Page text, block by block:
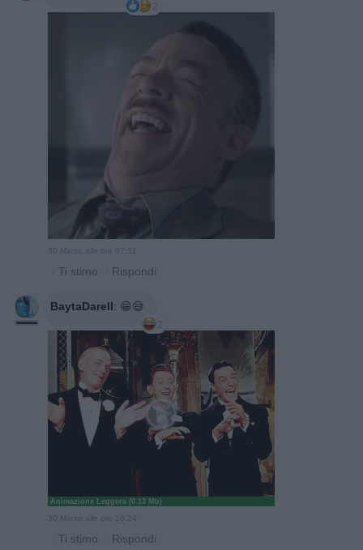
2
30 Marzo alle ore 07:51
· Ti stimo · Rispondi
BaytaDarell: 😁😅
2
Animazione Leggera (0.13 Mb)
30 Marzo alle ore 16:24
· Ti stimo · Rispondi